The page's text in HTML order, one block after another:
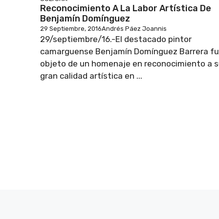
Reconocimiento A La Labor Artística De
Benjamín Domínguez
29 Septiembre, 2016Andrés Páez Joannis
29/septiembre/16.-El destacado pintor
camarguense Benjamín Domínguez Barrera
objeto de un homenaje en reconocimiento a
gran calidad artística en ...